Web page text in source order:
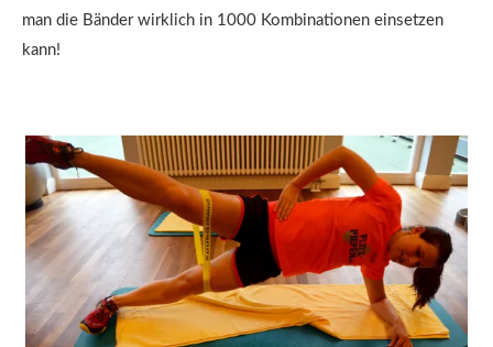
man die Bänder wirklich in 1000 Kombinationen einsetzen
kann!